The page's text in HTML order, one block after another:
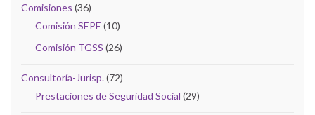
Comisiones (36)
Comisión SEPE (10)
Comisión TGSS (26)
Consultoría-Jurisp.(72)
Prestaciones de Seguridad Social (29)